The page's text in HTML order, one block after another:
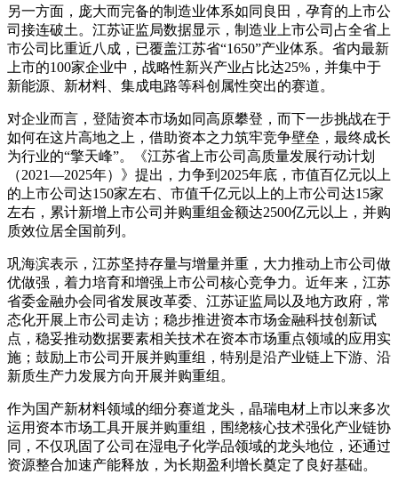
另一方面，庞大而完备的制造业体系如同良田，孕育的上市公
司接连破土。江苏证监局数据显示，制造业上市公司占全省上
市公司比重近八成，已覆盖江苏省“1650”产业体系。省内最新
上市的100家企业中，战略性新兴产业占比达25%，并集中于
新能源、新材料、集成电路等科创属性突出的赛道。
对企业而言，登陆资本市场如同高原攀登，而下一步挑战在于
如何在这片高地之上，借助资本之力筑牢竞争壁垒，最终成长
为行业的“擎天峰”。《江苏省上市公司高质量发展行动计划
（2021—2025年）》提出，力争到2025年底，市值百亿元以上
的上市公司达150家左右、市值千亿元以上的上市公司达15家
左右，累计新增上市公司并购重组金额达2500亿元以上，并购
质效位居全国前列。
巩海滨表示，江苏坚持存量与增量并重，大力推动上市公司做
优做强，着力培育和增强上市公司核心竞争力。近年来，江苏
省委金融办会同省发展改革委、江苏证监局以及地方政府，常
态化开展上市公司走访；稳步推进资本市场金融科技创新试
点，稳妥推动数据要素相关技术在资本市场重点领域的应用实
施；鼓励上市公司开展并购重组，特别是沿产业链上下游、沿
新质生产力发展方向开展并购重组。
作为国产新材料领域的细分赛道龙头，晶瑞电材上市以来多次
运用资本市场工具开展并购重组，围绕核心技术强化产业链协
同，不仅巩固了公司在湿电子化学品领域的龙头地位，还通过
资源整合加速产能释放，为长期盈利增长奠定了良好基础。